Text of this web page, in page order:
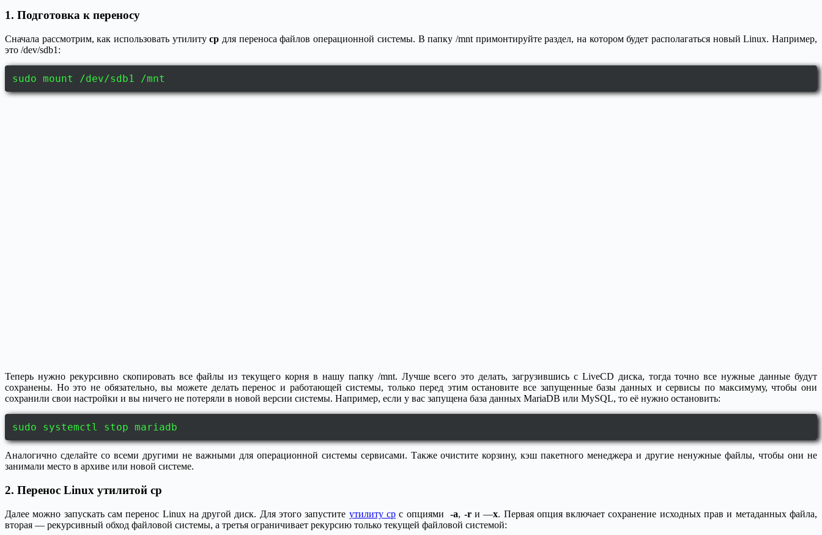
1. Подготовка к переносу
Сначала рассмотрим, как использовать утилитуcp для переноса файлов операционной системы. В папку /mnt примонтируйте раздел, на котором будет располагаться новый Linux. Например,
это /dev/sdb1:
sudo mount /dev/sdb1 /mnt
Теперь нужно рекурсивно скопировать все файлы из текущего корня в нашу папку /mnt. Лучше всего это делать, загрузившись с LiveCD диска, тогда точно все нужные данные будут
сохранены. Но это не обязательно, вы можете делать перенос и работающей системы, только перед этим остановите все запущенные базы данных и сервисы по максимуму, чтобы они
сохранили свои настройки и вы ничего не потеряли в новой версии системы. Например, если у вас запущена база данных MariaDB или MySQL, то её нужно остановить:
sudo systemctl stop mariadb
Аналогично сделайте со всеми другими не важными для операционной системы сервисами. Также очистите корзину, кэш пакетного менеджера и другие ненужные файлы, чтобы они не
занимали место в архиве или новой системе.
2. Перенос Linux утилитой cp
Далее можно запускать сам перенос Linux на другой диск. Для этого запустите утилиту cp с опциями-a, -rи —x. Первая опция включает сохранение исходных прав и метаданных файла,
вторая — рекурсивный обход файловой системы, а третья ограничивает рекурсию только текущей файловой системой: